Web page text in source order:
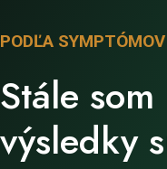
PODĽA SYMPTÓMOV
Stále
výsledky